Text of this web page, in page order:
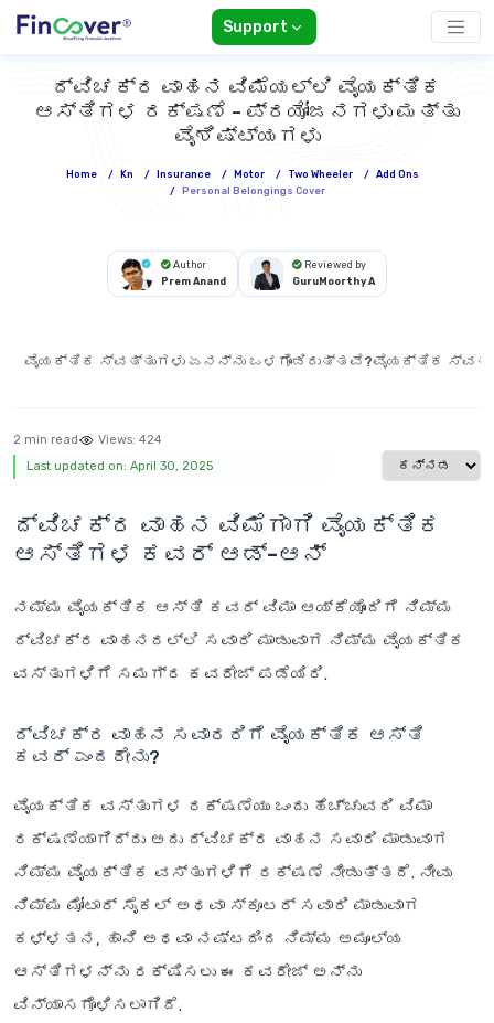
Support
ದ್ವಿಚಕ್ರ ವಾಹನ ವಿಮೆಯಲ್ಲಿ ವೈಯಕ್ತಿಕ
ಆಸ್ತಿಗಳ ರಕ್ಷಣೆ - ಪ್ರಯೋಜನಗಳು ಮತ್ತು
ವೈಶಿಷ್ಟ್ಯಗಳು
Home / Kn / Insurance / Motor / Two Wheeler / Add Ons
/
Personal Belongings Cover
Author
Prem Anand
Reviewed by
GuruMoorthy A
ವೈಯಕ್ತಿಕ ಸ್ವತ್ತುಗಳು ಏನನ್ನು ಒಳಗೊಂಡಿರುತ್ತವೆ?ವೈಯಕ್ತಿಕ
2 min read Views: 424
Select
Last updated on: April 30, 2025
ದ್ವಿಚಕ್ರ ವಾಹನ ವಿಮೆಗಾಗಿ ವೈಯಕ್ತಿಕ
ಆಸ್ತಿಗಳ ಕವರ್ ಆಡ್-ಆನ್
ನಮ್ಮ ವೈಯಕ್ತಿಕ ಆಸ್ತಿ ಕವರ್ ವಿಮಾ ಆಯ್ಕೆಯೊಂದಿಗೆ ನಿಮ್ಮ
ದ್ವಿಚಕ್ರ ವಾಹನದಲ್ಲಿ ಸವಾರಿ ಮಾಡುವಾಗ ನಿಮ್ಮ ವೈಯಕ್ತಿಕ
ವಸ್ತುಗಳಿಗೆ ಸಮಗ್ರ ಕವರೇಜ್ ಪಡೆಯಿರಿ.
ದ್ವಿಚಕ್ರ ವಾಹನ ಸವಾರರಿಗೆ ವೈಯಕ್ತಿಕ ಆಸ್ತಿ
ಕವರ್ ಎಂದರೇನು?
ವೈಯಕ್ತಿಕ ವಸ್ತುಗಳ ರಕ್ಷಣೆಯು ಒಂದು ಹೆಚ್ಚುವರಿ ವಿಮಾ
ರಕ್ಷಣೆಯಾಗಿದ್ದು ಅದು ದ್ವಿಚಕ್ರ ವಾಹನ ಸವಾರಿ ಮಾಡುವಾಗ
ನಿಮ್ಮ ವೈಯಕ್ತಿಕ ವಸ್ತುಗಳಿಗೆ ರಕ್ಷಣೆ ನೀಡುತ್ತದೆ. ನೀವು
ನಿಮ್ಮ ಮೋಟಾರ್ ಸೈಕಲ್ ಅಥವಾ ಸ್ಕೂಟರ್ ಸವಾರಿ ಮಾಡುವಾಗ
ಕಳ್ಳತನ, ಹಾನಿ ಅಥವಾ ನಷ್ಟದಿಂದ ನಿಮ್ಮ ಅಮೂಲ್ಯ
ಆಸ್ತಿಗಳನ್ನು ರಕ್ಷಿಸಲು ಈ ಕವರೇಜ್ ಅನ್ನು
ವಿನ್ಯಾಸಗೊಳಿಸಲಾಗಿದೆ.